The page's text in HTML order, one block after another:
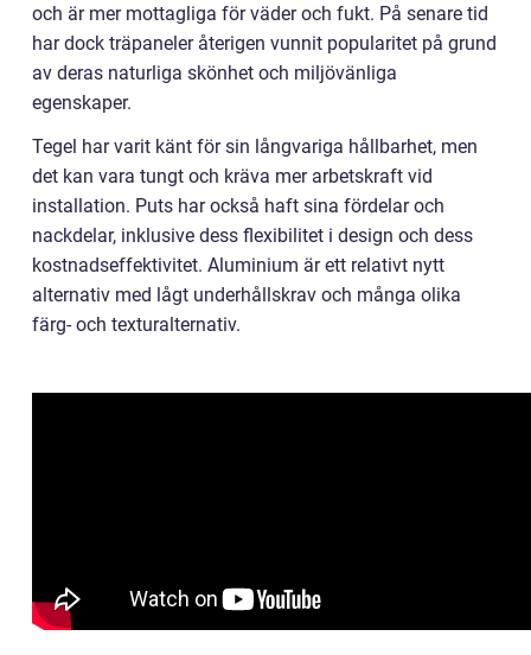
och är mer mottagliga för väder och fukt. På senare tid
har dock träpaneler återigen vunnit popularitet på grund
av deras naturliga skönhet och miljövänliga
egenskaper.
Tegel har varit känt för sin långvariga hållbarhet, men
det kan vara tungt och kräva mer arbetskraft vid
installation. Puts har också haft sina fördelar och
nackdelar, inklusive dess flexibilitet i design och dess
kostnadseffektivitet. Aluminium är ett relativt nytt
alternativ med lågt underhållskrav och många olika
färg- och texturalternativ.